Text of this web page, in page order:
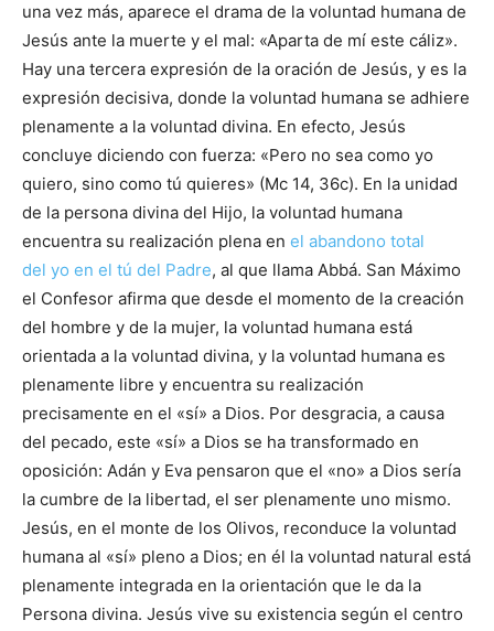
una vez más, aparece el drama de la voluntad humana de
Jesús ante la muerte y el mal: «Aparta de mí este cáliz».
Hay una tercera expresión de la oración de Jesús, y es la
expresión decisiva, donde la voluntad humana se adhiere
plenamente a la voluntad divina. En efecto, Jesús
concluye diciendo con fuerza: «Pero no sea como yo
quiero, sino como tú quieres» (Mc 14, 36c). En la unidad
de la persona divina del Hijo, la voluntad humana
encuentra su realización plena en el abandono total
del yo en el tú del Padre, al que llama Abbá. San Máximo
el Confesor afirma que desde el momento de la creación
del hombre y de la mujer, la voluntad humana está
orientada a la voluntad divina, y la voluntad humana es
plenamente libre y encuentra su realización
precisamente en el «sí» a Dios. Por desgracia, a causa
del pecado, este «sí» a Dios se ha transformado en
oposición: Adán y Eva pensaron que el «no» a Dios sería
la cumbre de la libertad, el ser plenamente uno mismo.
Jesús, en el monte de los Olivos, reconduce la voluntad
humana al «sí» pleno a Dios; en él la voluntad natural está
plenamente integrada en la orientación que le da la
Persona divina. Jesús vive su existencia según el centro